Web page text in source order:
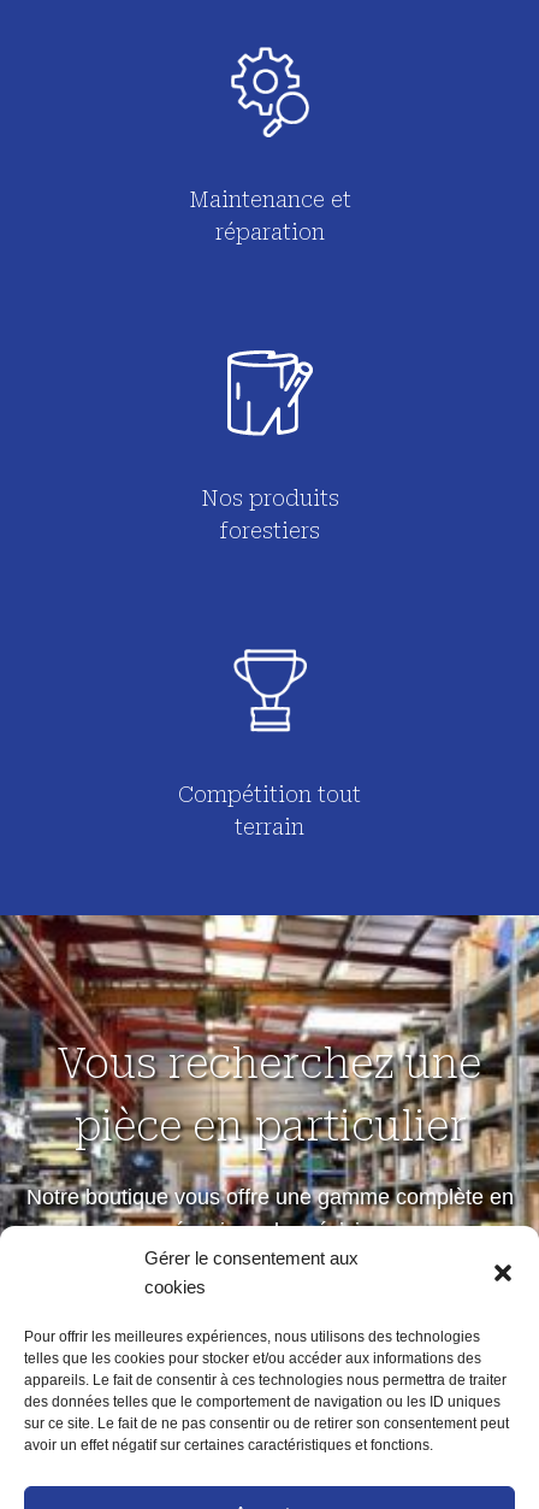
Gérer le consentement aux
cookies
Pour offrir les meilleures expériences, nous utilisons des technologies
telles que les cookies pour stocker et/ou accéder aux informations des
appareils. Le fait de consentir à ces technologies nous permettra de traiter
des données telles que le comportement de navigation ou les ID uniques
sur ce site. Le fait de ne pas consentir ou de retirer son consentement peut
avoir un effet négatif sur certaines caractéristiques et fonctions.
Maintenance et
réparation
Nos produits
forestiers
Compétition tout
terrain
Vous recherchez une
pièce en particulier
Notre boutique vous offre une gamme complète en
mécanique de précision
petites et moyennes séries
Notre boutique